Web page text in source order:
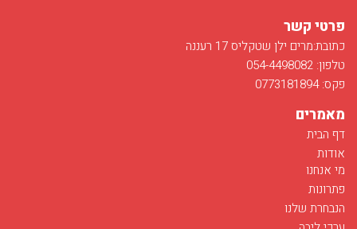
פרטי קשר
כתובת:מרים ילן שטקליס 17 רעננה
טלפון: 054-4498082
פקס: 0773181894
מאמרים
דף הבית
אודות
מי אנחנו
פתרונות
הנבחרת שלנו